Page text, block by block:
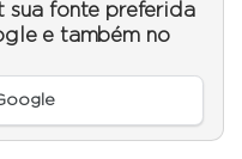
sua fonte preferida
e também no